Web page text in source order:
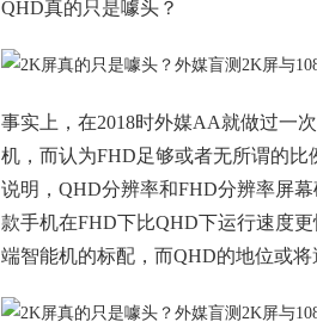
QHD真的只是噱头？
事实上，在2018时外媒AA就做过一
机，而认为FHD足够或者无所谓的
说明，QHD分辨率和FHD分辨率屏
款手机在FHD下比QHD下运行速度
端智能机的标配，而QHD的地位或将